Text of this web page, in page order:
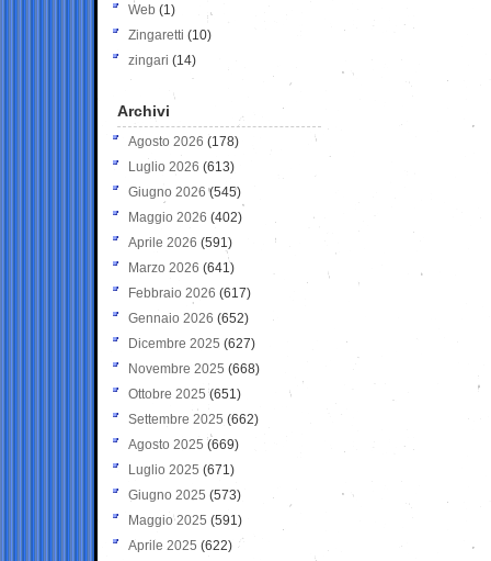
Web (1)
Zingaretti (10)
zingari (14)
Archivi
Agosto 2026 (178)
Luglio 2026 (613)
Giugno 2026 (545)
Maggio 2026 (402)
Aprile 2026 (591)
Marzo 2026 (641)
Febbraio 2026 (617)
Gennaio 2026 (652)
Dicembre 2025 (627)
Novembre 2025 (668)
Ottobre 2025 (651)
Settembre 2025 (662)
Agosto 2025 (669)
Luglio 2025 (671)
Giugno 2025 (573)
Maggio 2025 (591)
Aprile 2025 (622)